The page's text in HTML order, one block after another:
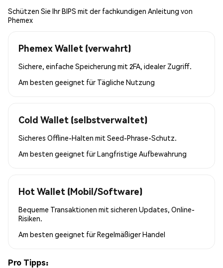
Schützen Sie Ihr BIPS mit der fachkundigen Anleitung von
Phemex
Phemex Wallet (verwahrt)
Sichere, einfache Speicherung mit 2FA, idealer Zugriff.
Am besten geeignet für Tägliche Nutzung
Cold Wallet (selbstverwaltet)
Sicheres Offline-Halten mit Seed-Phrase-Schutz.
Am besten geeignet fürLangfristige Aufbewahrung
Hot Wallet (Mobil/Software)
Bequeme Transaktionen mit sicheren Updates, Online-
Risiken.
Am besten geeignet fürRegelmäßiger Handel
Pro Tipps: